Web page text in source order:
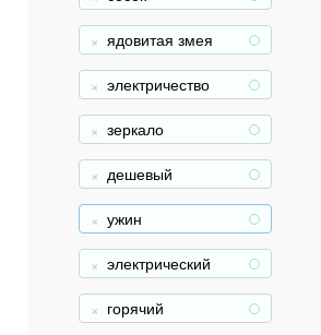
ядовитая змея +
электричество +
зеркало +
дешевый +
ужин +
электрический +
горячий +